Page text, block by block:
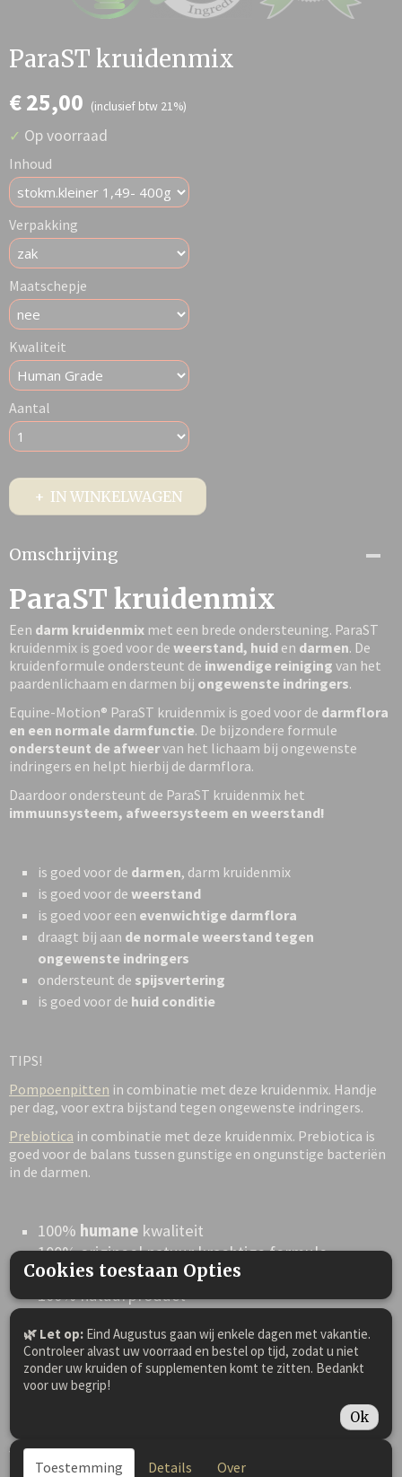
ParaST kruidenmix
€ 25,00 (inclusief btw 21%)
✓ Op voorraad
Inhoud
Verpakking
Maatschepje
Kwaliteit
Aantal
IN WINKELWAGEN
Omschrijving
ParaST kruidenmix
Een darm kruidenmix met een brede ondersteuning. ParaST
kruidenmix is goed voor de weerstand, huid en darmen. De
kruidenformule ondersteunt de inwendige reiniging van het
paardenlichaam en darmen bij ongewenste indringers.
Equine-Motion® ParaST kruidenmix is goed voor de darmflora
en een normale darmfunctie. De bijzondere formule
ondersteunt de afweervan het lichaam bij ongewenste
indringers en helpt hierbij de darmflora.
Daardoor ondersteunt de ParaST kruidenmix het
immuunsysteem, afweersysteem en weerstand!
is goed voor de darmen, darm kruidenmix
is goed voor de weerstand
is goed voor een evenwichtige darmflora
draagt bij aan de normale weerstand tegen
ongewenste indringers
ondersteunt de spijsvertering
is goed voor de huid conditie
TIPS!
Pompoenpitten in combinatie met deze kruidenmix. Handje
per dag, voor extra bijstand tegen ongewenste indringers.
Prebiotica in combinatie met deze kruidenmix. Prebiotica is
goed voor de balans tussen gunstige en ongunstige bacteriën
in de darmen.
100% humane kwaliteit
100% origineel natuur krachtige formule
100%kant-en-klarekruidenmix
100% natuurproduct
Kruiden dé heilzame planten uit de
natuur!
Kruiden zijn géén vervanging van de zorg
van een dierenarts.
Cookies toestaan Opties
🌿 Let op: Eind Augustus gaan wij enkele dagen met vakantie.
Controleer alvast uw voorraad en bestel op tijd, zodat u niet
zonder uw kruiden of supplementen komt te zitten. Bedankt
voor uw begrip!
Ok
Toestemming Details Over